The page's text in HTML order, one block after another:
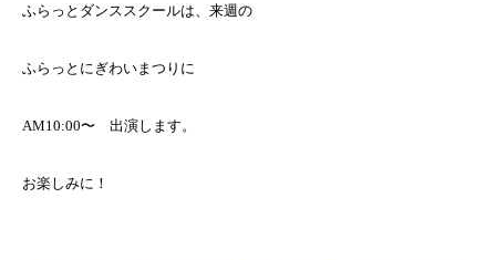
ふらっとダンススクールは、来週の
ふらっとにぎわいまつりに
AM10:00〜 出演します。
お楽しみに！